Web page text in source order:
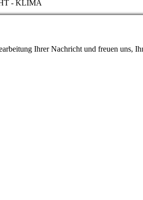
- KLIMA
Ihrer Nachricht und freuen uns,